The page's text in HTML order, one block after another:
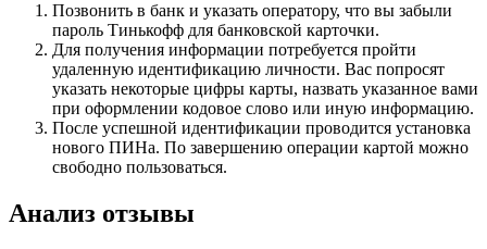
Позвонить в банк и указать оператору, что вы забыли
пароль Тинькофф для банковской карточки.
Для получения информации потребуется пройти
удаленную идентификацию личности. Вас попросят
указать некоторые цифры карты, назвать указанное вами
при оформлении кодовое слово или иную информацию.
После успешной идентификации проводится установка
нового ПИНа. По завершению операции картой можно
свободно пользоваться.
Анализ отзывы